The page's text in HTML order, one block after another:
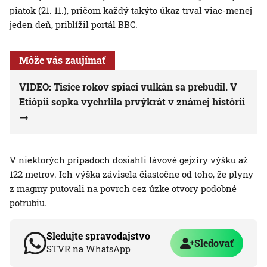
piatok (21. 11.), pričom každý takýto úkaz trval viac-menej
jeden deň, priblížil portál BBC.
Môže vás zaujímať
VIDEO: Tisíce rokov spiaci vulkán sa prebudil. V
Etiópii sopka vychrlila prvýkrát v známej histórii
V niektorých prípadoch dosiahli lávové gejzíry výšku až
122 metrov. Ich výška závisela čiastočne od toho, že plyny
z magmy putovali na povrch cez úzke otvory podobné
potrubiu.
Sledujte spravodajstvo
STVR na WhatsApp Sledovať